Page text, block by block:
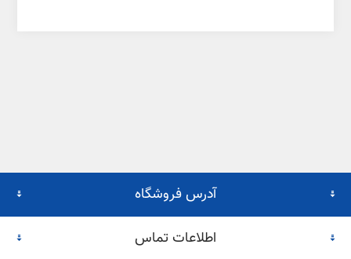
آدرس فروشگاه
اطلاعات تماس